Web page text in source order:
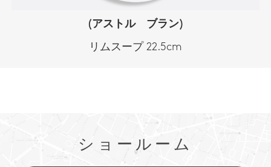
(アストル ブラン)
リムスープ 22.5cm
ショールーム